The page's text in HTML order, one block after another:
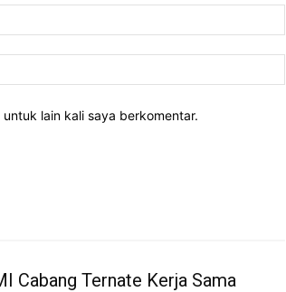
lain kali saya berkomentar.
Cabang Ternate Kerja Sama